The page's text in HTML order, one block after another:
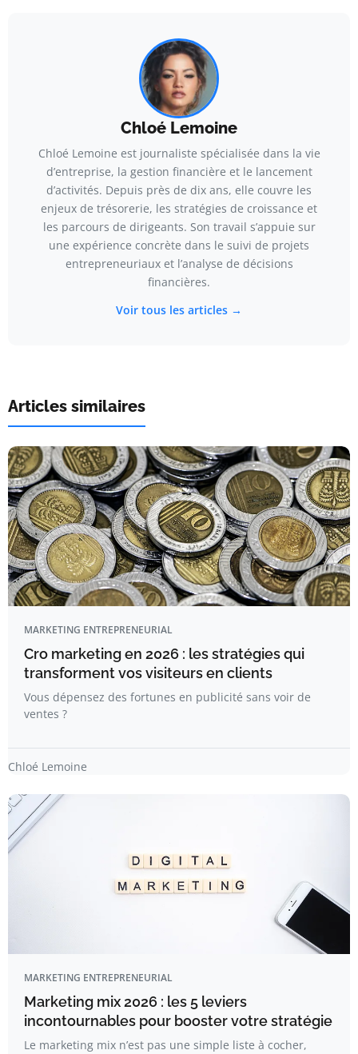
Chloé Lemoine
Chloé Lemoine est journaliste spécialisée dans la vie
d’entreprise, la gestion financière et le lancement
d’activités. Depuis près de dix ans, elle couvre les
enjeux de trésorerie, les stratégies de croissance et
les parcours de dirigeants. Son travail s’appuie sur
une expérience concrète dans le suivi de projets
entrepreneuriaux et l’analyse de décisions
financières.
Voir tous les articles →
Articles similaires
MARKETING ENTREPRENEURIAL
Cro marketing en 2026 : les stratégies qui
transforment vos visiteurs en clients
Vous dépensez des fortunes en publicité sans voir de
ventes ?
Chloé Lemoine
MARKETING ENTREPRENEURIAL
Marketing mix 2026 : les 5 leviers
incontournables pour booster votre stratégie
Le marketing mix n’est pas une simple liste à cocher,